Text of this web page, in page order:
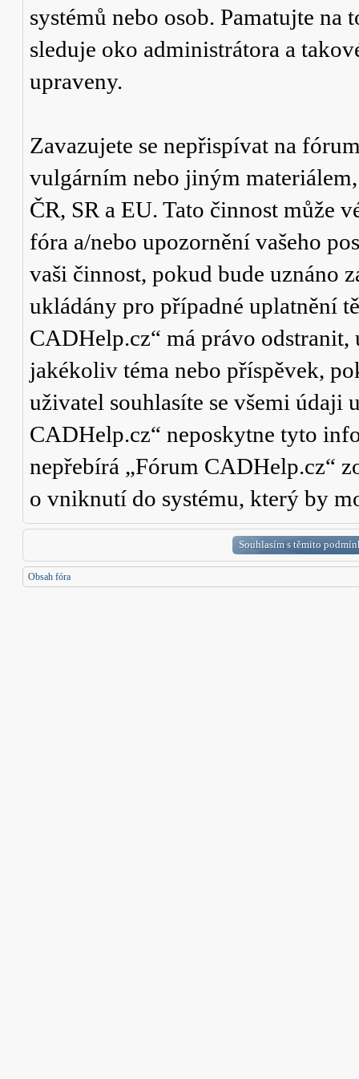
systémů nebo osob. Pamatujte
sleduje oko administrátora a
upraveny.
Zavazujete se nepřispívat na
vulgárním nebo jiným
ČR, SR a EU. Tato činnost může
fóra a/nebo upozornění vašeho
vaši činnost, pokud bude uznáno
ukládány pro případné uplatnění
CADHelp.cz“ má právo
jakékoliv téma nebo příspěvek,
uživatel souhlasíte se všemi údaji
CADHelp.cz“ neposkytne tyto
nepřebírá „Fórum CADHelp.cz“
o vniknutí do systému, který by
Obsah fóra